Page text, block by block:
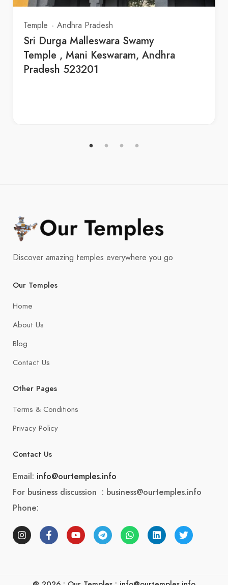
Temple Andhra Pradesh
Sri Durga Malleswara Swamy
Temple , Mani Keswaram, Andhra
Pradesh 523201
Discover amazing temples everywhere you go
Our Temples
Home
About Us
Blog
Contact Us
Other Pages
Terms & Conditions
Privacy Policy
Contact Us
Email: info@ourtemples.info
For business discussion : business@ourtemples.info
Phone: